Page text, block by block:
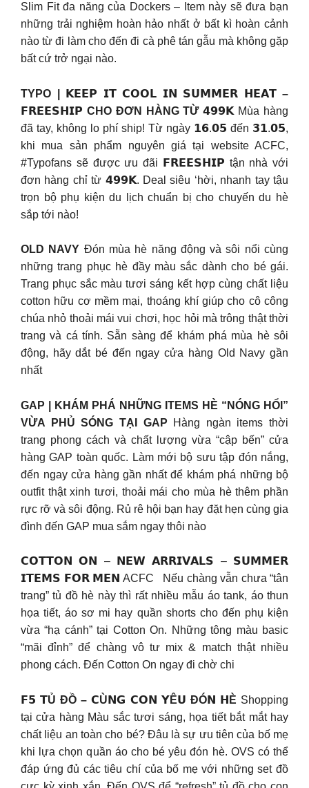
Slim Fit đa năng của Dockers – Item này sẽ đưa bạn
những trải nghiệm hoàn hảo nhất ở bất kì hoàn cảnh
nào từ đi làm cho đến đi cà phê tán gẫu mà không gặp
bất cứ trở ngại nào.
TYPO | 𝗞𝗘𝗘𝗣 𝗜𝗧 𝗖𝗢𝗢𝗟 𝗜𝗡 𝗦𝗨𝗠𝗠𝗘𝗥 𝗛𝗘𝗔𝗧 –
𝗙𝗥𝗘𝗘𝗦𝗛𝗜𝗣 CHO ĐƠN HÀNG TỪ 𝟰𝟵𝟵𝗞 Mùa hàng
đã tay, không lo phí ship! Từ ngày 𝟭𝟲.𝟬𝟱 đến 𝟯𝟭.𝟬𝟱,
khi mua sản phẩm nguyên giá tại website ACFC,
#Typofans sẽ được ưu đãi 𝗙𝗥𝗘𝗘𝗦𝗛𝗜𝗣 tận nhà với
đơn hàng chỉ từ 𝟰𝟵𝟵𝗞. Deal siêu ‘hời, nhanh tay tậu
trọn bộ phụ kiện du lịch chuẩn bị cho chuyến du hè
sắp tới nào!
OLD NAVY Đón mùa hè năng động và sôi nổi cùng
những trang phục hè đầy màu sắc dành cho bé gái.
Trang phục sắc màu tươi sáng kết hợp cùng chất liệu
cotton hữu cơ mềm mại, thoáng khí giúp cho cô công
chúa nhỏ thoải mái vui chơi, học hỏi mà trông thật thời
trang và cá tính. Sẵn sàng để khám phá mùa hè sôi
động, hãy dắt bé đến ngay cửa hàng Old Navy gần
nhất
GAP | KHÁM PHÁ NHỮNG ITEMS HÈ “NÓNG HỔI”
VỪA PHỦ SÓNG TẠI GAP Hàng ngàn items thời
trang phong cách và chất lượng vừa “cập bến” cửa
hàng GAP toàn quốc. Làm mới bộ sưu tập đón nắng,
đến ngay cửa hàng gần nhất để khám phá những bộ
outfit thật xinh tươi, thoải mái cho mùa hè thêm phần
rực rỡ và sôi động. Rủ rê hội bạn hay đặt hẹn cùng gia
đình đến GAP mua sắm ngay thôi nào
𝗖𝗢𝗧𝗧𝗢𝗡 𝗢𝗡 – 𝗡𝗘𝗪 𝗔𝗥𝗥𝗜𝗩𝗔𝗟𝗦 – 𝗦𝗨𝗠𝗠𝗘𝗥
𝗜𝗧𝗘𝗠𝗦 𝗙𝗢𝗥 𝗠𝗘𝗡 ACFC Nếu chàng vẫn chưa “tân
trang” tủ đồ hè này thì rất nhiều mẫu áo tank, áo thun
họa tiết, áo sơ mi hay quần shorts cho đến phụ kiện
vừa “hạ cánh” tại Cotton On. Những tông màu basic
“mãi đỉnh” để chàng vô tư mix & match thật nhiều
phong cách. Đến Cotton On ngay đi chờ chi
𝗙𝟱 𝗧Ủ ĐỒ – 𝗖Ù𝗡𝗚 𝗖𝗢𝗡 𝗬Ê𝗨 ĐÓ𝗡 𝗛È Shopping
tại cửa hàng Màu sắc tươi sáng, họa tiết bắt mắt hay
chất liệu an toàn cho bé? Đâu là sự ưu tiên của bố mẹ
khi lựa chọn quần áo cho bé yêu đón hè. OVS có thể
đáp ứng đủ các tiêu chí của bố mẹ với những set đồ